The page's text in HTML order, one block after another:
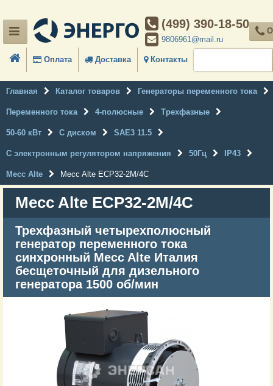
(499) 390-18-50
9806961@mail.ru
Оплата Доставка Контакты
Главная Каталог товаров Генераторы переменного тока
Переменного тока 4-полюсные Трехфазные
50-60 кВт С диском SAE3 11.5
С электронным регулятором напряжения 50Гц IP43
Mecc Alte Mecc Alte ECP32-2M/4C
Mecc Alte ECP32-2M/4C
Трехфазный четырехполюсный
генератор переменного тока
синхронный Mecc Alte Италия
бесщеточный для дизельного
генератора 1500 об/мин